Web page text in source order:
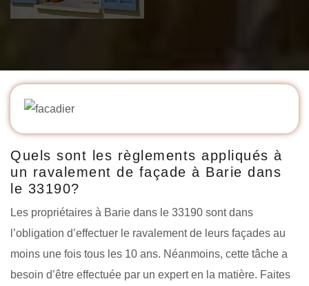
Quels sont les règlements appliqués à
un ravalement de façade à Barie dans
le 33190?
Les propriétaires à Barie dans le 33190 sont dans
l’obligation d’effectuer le ravalement de leurs façades au
moins une fois tous les 10 ans. Néanmoins, cette tâche a
besoin d’être effectuée par un expert en la matière. Faites